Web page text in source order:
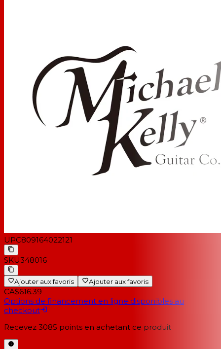
UPC809164022121
SKU348016
Ajouter aux favoris Ajouter aux favoris
CA$616.39
Options de financement en ligne disponibles au
checkout
Recevez 3085 points en achetant ce produit